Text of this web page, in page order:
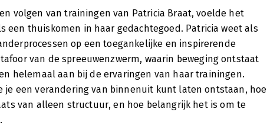
volgen van trainingen van Patricia Braat, voelde het
een thuiskomen in haar gedachtegoed. Patricia weet als
op een toegankelijke en inspirerende
van de spreeuwenzwerm, waarin beweging ontstaat
helemaal aan bij de ervaringen van haar trainingen.
je een verandering van binnenuit kunt laten ontstaan, hoe
van alleen structuur, en hoe belangrijk het is om te